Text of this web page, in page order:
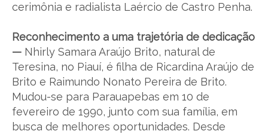
cerimônia e radialista Laércio de Castro Penha.
Reconhecimento a uma trajetória de dedicação
— Nhirly Samara Araújo Brito, natural de
Teresina, no Piauí, é filha de Ricardina Araújo de
Brito e Raimundo Nonato Pereira de Brito.
Mudou-se para Parauapebas em 10 de
fevereiro de 1990, junto com sua família, em
busca de melhores oportunidades. Desde